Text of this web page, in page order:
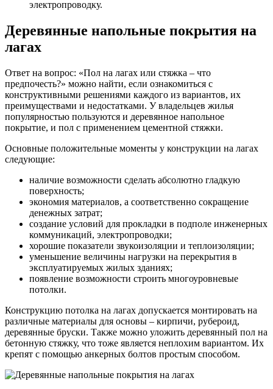
электропроводку.
Деревянные напольные покрытия на
лагах
Ответ на вопрос: «Пол на лагах или стяжка – что
предпочесть?» можно найти, если ознакомиться с
конструктивными решениями каждого из вариантов, их
преимуществами и недостатками. У владельцев жилья
популярностью пользуются и деревянное напольное
покрытие, и пол с применением цементной стяжки.
Основные положительные моменты у конструкции на лагах
следующие:
наличие возможности сделать абсолютно гладкую
поверхность;
экономия материалов, а соответственно сокращение
денежных затрат;
создание условий для прокладки в подполе инженерных
коммуникаций, электропроводки;
хорошие показатели звукоизоляции и теплоизоляции;
уменьшение величины нагрузки на перекрытия в
эксплуатируемых жилых зданиях;
появление возможности строить многоуровневые
потолки.
Конструкцию потолка на лагах допускается монтировать на
различные материалы для основы – кирпичи, рубероид,
деревянные бруски. Также можно уложить деревянный пол на
бетонную стяжку, что тоже является неплохим вариантом. Их
крепят с помощью анкерных болтов простым способом.